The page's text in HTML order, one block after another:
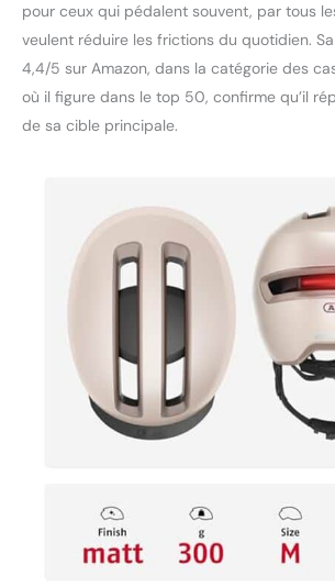
pour ceux qui pédalent souvent, par tous
veulent réduire les frictions du quotidien.
4,4/5 sur Amazon, dans la catégorie des
où il figure dans le top 50, confirme qu’il
de sa cible principale.